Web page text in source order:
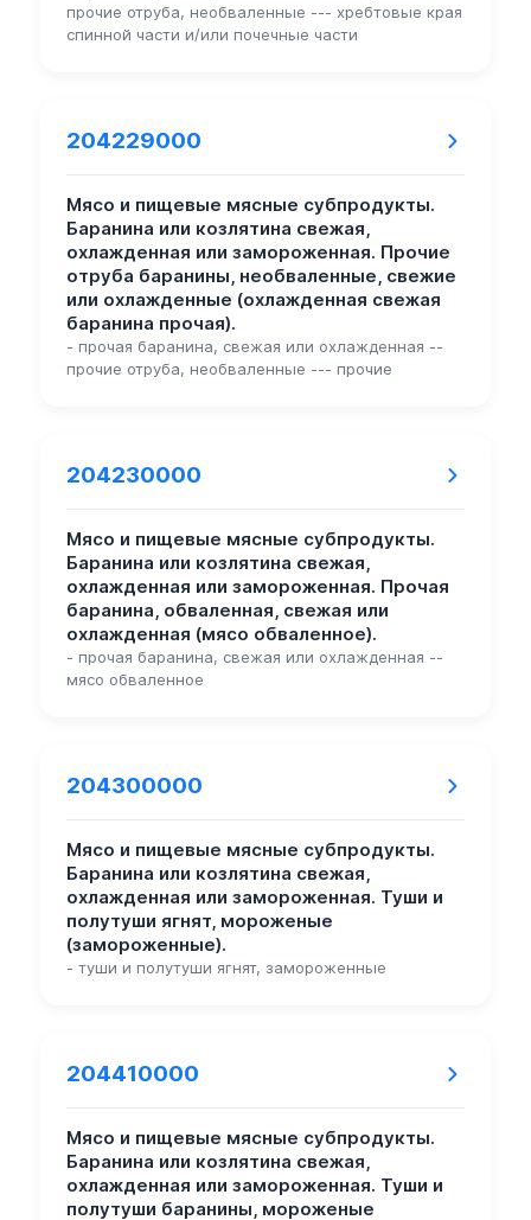
прочие отруба, необваленные --- хребтовые края
спинной части и/или почечные части
204229000
Мясо и пищевые мясные субпродукты.
Баранина или козлятина свежая,
охлажденная или замороженная. Прочие
отруба баранины, необваленные, свежие
или охлажденные (охлажденная свежая
баранина прочая).
- прочая баранина, свежая или охлажденная --
прочие отруба, необваленные --- прочие
204230000
Мясо и пищевые мясные субпродукты.
Баранина или козлятина свежая,
охлажденная или замороженная. Прочая
баранина, обваленная, свежая или
охлажденная (мясо обваленное).
- прочая баранина, свежая или охлажденная --
мясо обваленное
204300000
Мясо и пищевые мясные субпродукты.
Баранина или козлятина свежая,
охлажденная или замороженная. Туши и
полутуши ягнят, мороженые
(замороженные).
- туши и полутуши ягнят, замороженные
204410000
Мясо и пищевые мясные субпродукты.
Баранина или козлятина свежая,
охлажденная или замороженная. Туши и
полутуши баранины, мороженые